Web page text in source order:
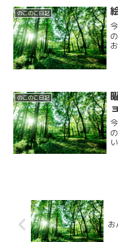
のこのこ日記
のこのこ日記
お